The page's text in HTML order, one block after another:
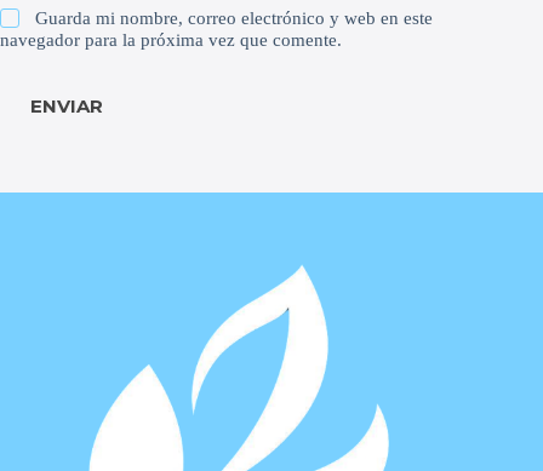
Guarda mi nombre, correo electrónico y web en este
navegador para la próxima vez que comente.
ENVIAR